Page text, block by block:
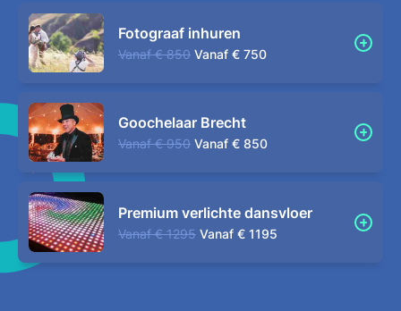
Fotograaf inhuren
Vanaf € 850 Vanaf € 750
Goochelaar Brecht
Vanaf € 950 Vanaf € 850
Premium verlichte dansvloer
Vanaf € 1295 Vanaf € 1195